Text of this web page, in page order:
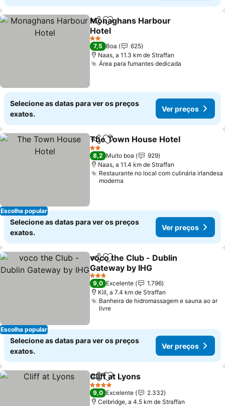
PartilharAdicionar aos favoritos
Monaghans Harbour
Hotel
Ver preços
2 Estrelas
7,5 Boa
625
Naas, a 11.3 km de Straffan
Área para fumantes dedicada
Selecione as datas para ver os preços
exatos.
Ver preços
Escolha popular
PartilharAdicionar aos favoritos
The Town House Hotel
2 Estrelas
8,2 Muito boa
929
Naas, a 11.4 km de Straffan
Restaurante no local com culinária irlandesa
moderna
Selecione as datas para ver os preços
exatos.
Ver preços
Escolha popular
PartilharAdicionar aos favoritos
voco the Club - Dublin
Gateway by IHG
Ver preços
3 Estrelas
9,0 Excelente
1.796
Kill, a 7.4 km de Straffan
Banheira de hidromassagem e sauna ao ar
livre
Selecione as datas para ver os preços
exatos.
Ver preços
PartilharAdicionar aos favoritos
Cliff at Lyons
4 Estrelas
9,0 Excelente
2.332
Celbridge, a 4.5 km de Straffan